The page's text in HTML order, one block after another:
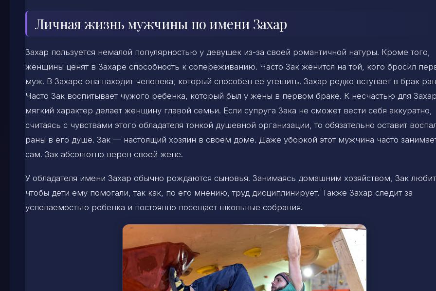
Личная жизнь мужчины по имени Захар
Захар пользуется немалой популярностью у девушек из-за своей романтичной натуры. Кроме того,
женщины ценят в Захаре способность к сопереживанию. Часто Зак женится на той, кого бросил
муж. В Захаре она находит человека, который способен ее утешить. Захар редко вступает в брак
Часто Зак воспитывает чужого ребенка, который был у жены в первом браке. К несчастью для
мягкий характер делает женщину главой семьи. Если супруга Зака не сможет вести себя аккуратно,
считаясь с чувствами этого обладателя тонкой душевной организации, то обязательно оставит
раны в его душе. Зак — настоящий хозяин в своем доме. Даже уборкой этот мужчина часто
сам. Зак абсолютно верен своей жене.
У обладателя имени Захар обычно рождаются сыновья. Занимаясь домашним хозяйством, Зак
чтобы дети ему помогали, так как, по его мнению, труд дисциплинирует. Также Захар следит за
успеваемостью ребенка и постоянно посещает школьные собрания.